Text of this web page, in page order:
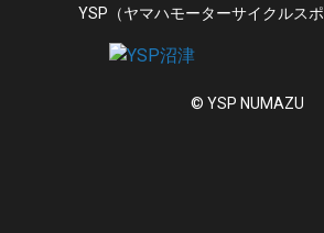
YSP（ヤマハモーターサイクルスポ
© YSP NUMAZU